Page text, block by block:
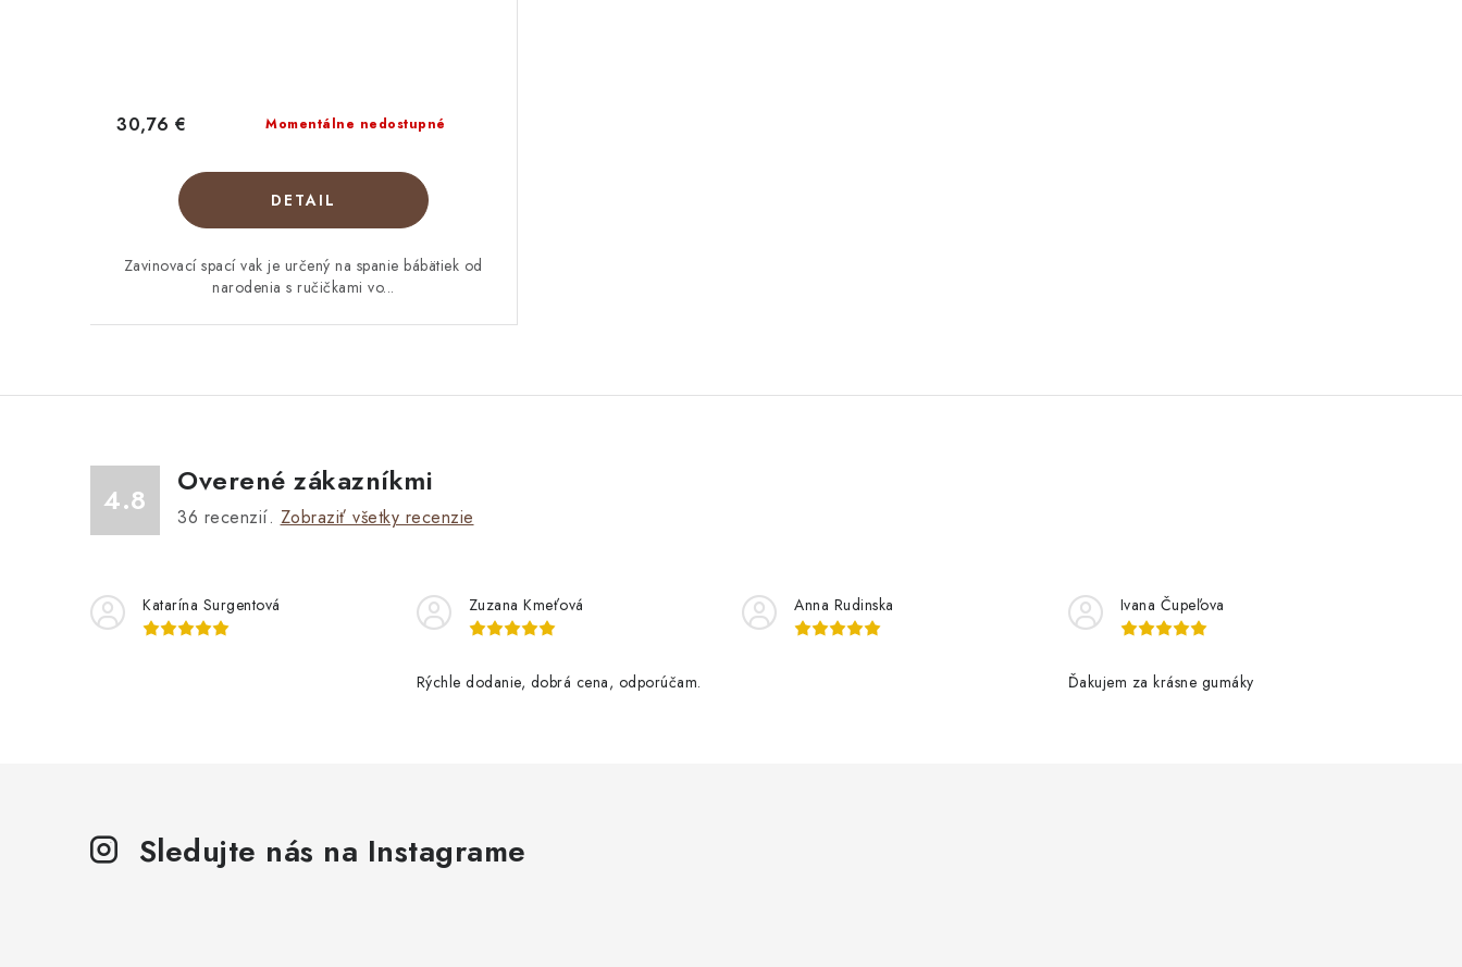
Momentálne nedostupné
30,76 €
DETAIL
Zavinovací spací vak je určený na spanie bábätiek od
narodenia s ručičkami vo...
4.8
Overené zákazníkmi
36 recenzií. Zobraziť všetky recenzie
Katarína Surgentová Zuzana Kmeťová
Rýchle dodanie, dobrá cena, odporúčam.
Anna Rudinska Ivana Čupeľova
Ďakujem za krásne gumáky
Sledujte nás na Instagrame